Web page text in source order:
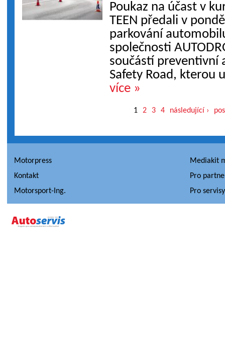
Poukaz na účast v
TEEN předali v
parkování
společnosti
součástí preventivní
Safety Road, kterou
více »
1 2 3 4 následující ›
Motorpress
Mediakit
Kontakt
Pro
Motorsport-Ing.
Pro servisy